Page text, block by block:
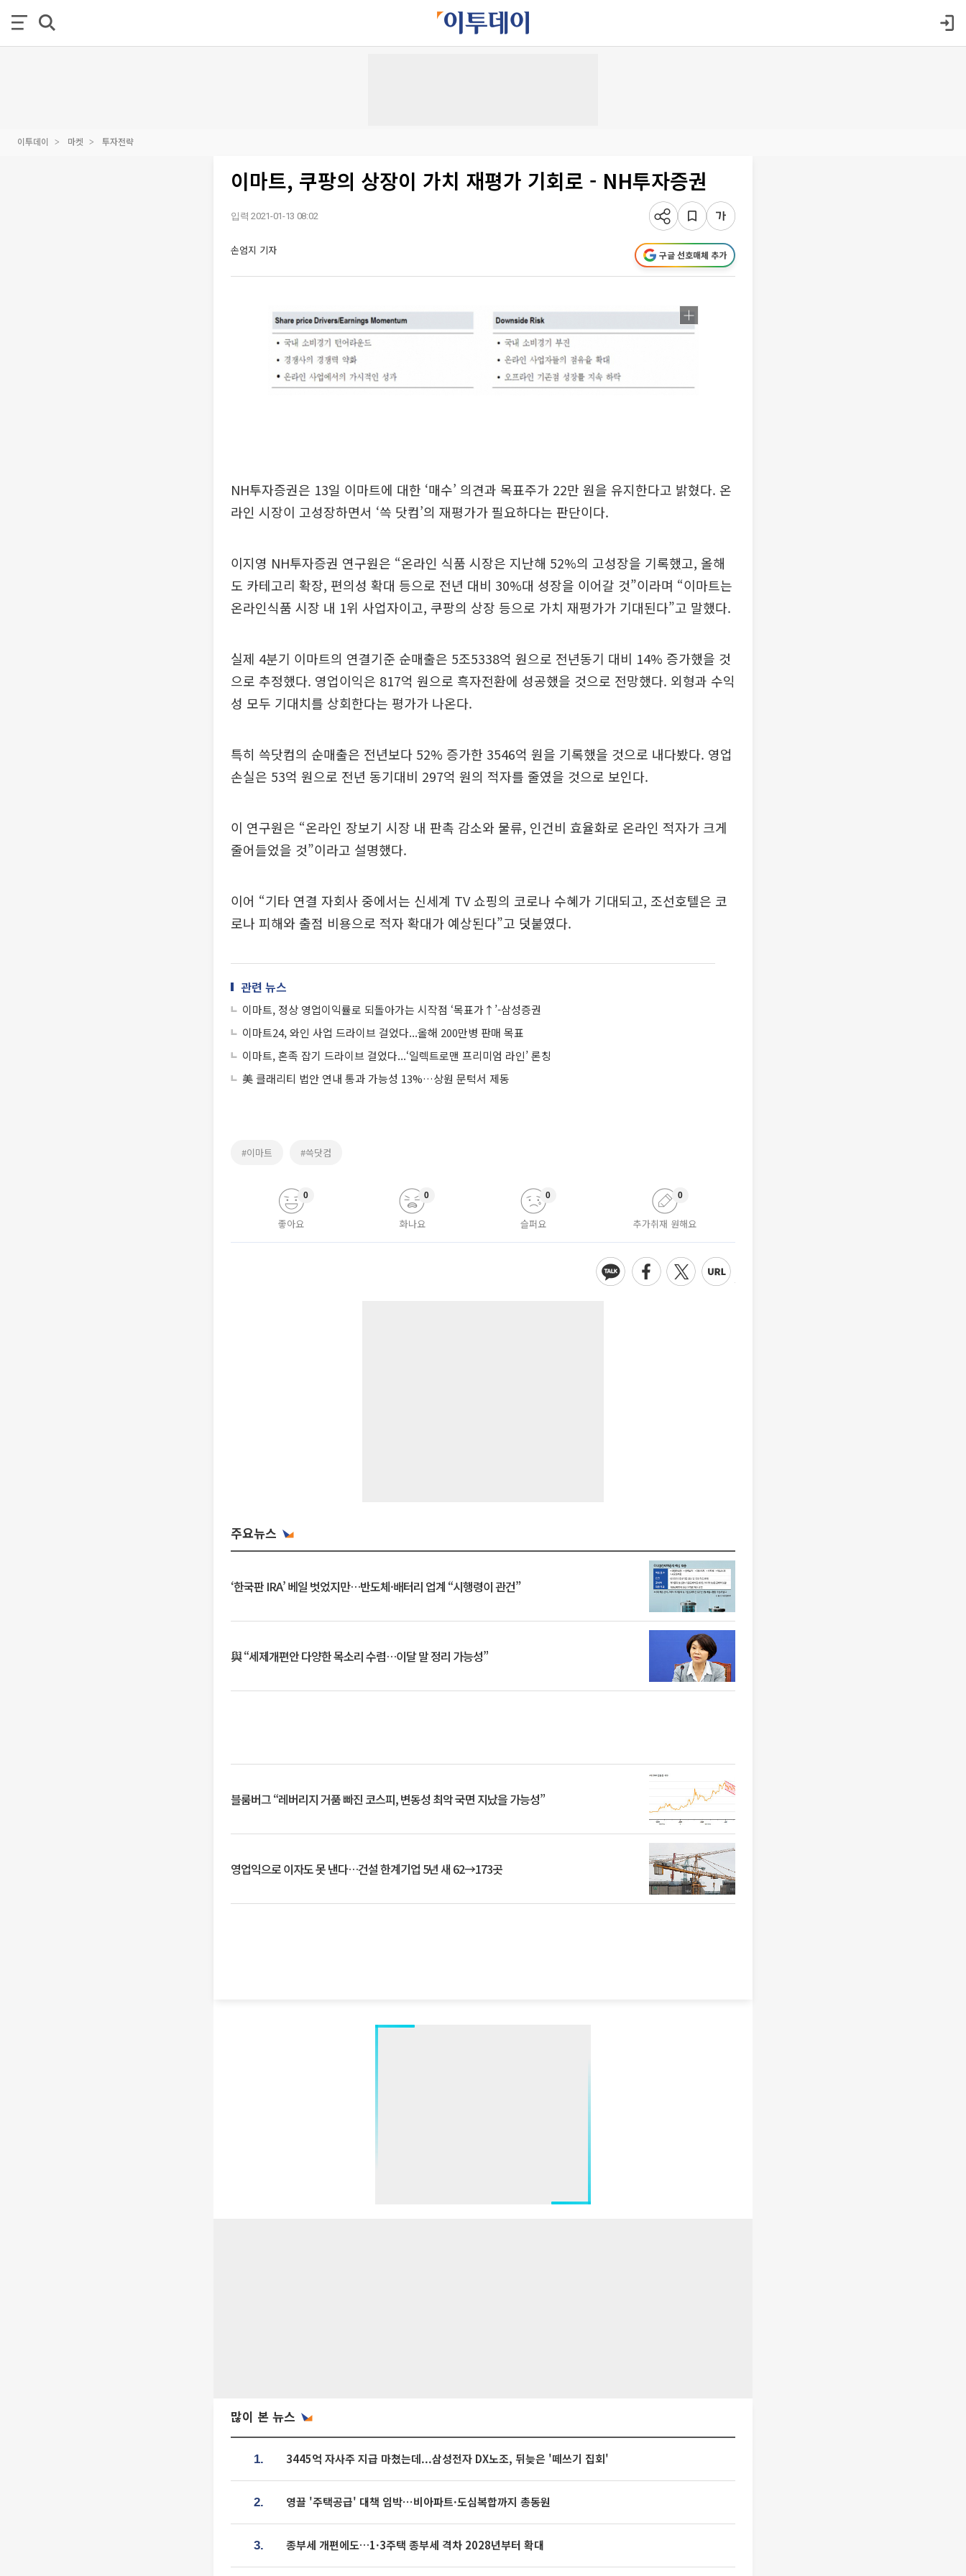
이투데이 마켓 투자전략
이마트, 쿠팡의 상장이 가치 재평가 기회로 - NH투자증권
입력 2021-01-13 08:02
손엄지 기자 구글 선호매체 추가
NH투자증권은 13일 이마트에 대한 ‘매수’ 의견과 목표주가 22만 원을 유지한다고 밝혔다. 온
라인 시장이 고성장하면서 ‘쓱 닷컴’의 재평가가 필요하다는 판단이다.
이지영 NH투자증권 연구원은 “온라인 식품 시장은 지난해 52%의 고성장을 기록했고, 올해
도 카테고리 확장, 편의성 확대 등으로 전년 대비 30%대 성장을 이어갈 것”이라며 “이마트는
온라인식품 시장 내 1위 사업자이고, 쿠팡의 상장 등으로 가치 재평가가 기대된다”고 말했다.
실제 4분기 이마트의 연결기준 순매출은 5조5338억 원으로 전년동기 대비 14% 증가했을 것
으로 추정했다. 영업이익은 817억 원으로 흑자전환에 성공했을 것으로 전망했다. 외형과 수익
성 모두 기대치를 상회한다는 평가가 나온다.
특히 쓱닷컴의 순매출은 전년보다 52% 증가한 3546억 원을 기록했을 것으로 내다봤다. 영업
손실은 53억 원으로 전년 동기대비 297억 원의 적자를 줄였을 것으로 보인다.
이 연구원은 “온라인 장보기 시장 내 판촉 감소와 물류, 인건비 효율화로 온라인 적자가 크게
줄어들었을 것”이라고 설명했다.
이어 “기타 연결 자회사 중에서는 신세계 TV 쇼핑의 코로나 수혜가 기대되고, 조선호텔은 코
로나 피해와 출점 비용으로 적자 확대가 예상된다”고 덧붙였다.
관련 뉴스
이마트, 정상 영업이익률로 되돌아가는 시작점 ‘목표가↑’-삼성증권
이마트24, 와인 사업 드라이브 걸었다...올해 200만병 판매 목표
이마트, 혼족 잡기 드라이브 걸었다...‘일렉트로맨 프리미엄 라인’ 론칭
美 클래리티 법안 연내 통과 가능성 13%…상원 문턱서 제동
#이마트 #쓱닷컴
좋아요
0
화나요
0
슬퍼요
0
추가취재 원해요
0
주요뉴스
‘한국판 IRA’ 베일 벗었지만…반도체·배터리 업계 “시행령이 관건”
與 “세제개편안 다양한 목소리 수렴…이달 말 정리 가능성”
블룸버그 “레버리지 거품 빠진 코스피, 변동성 최악 국면 지났을 가능성”
영업익으로 이자도 못 낸다…건설 한계기업 5년 새 62→173곳
많이 본 뉴스
1. 3445억 자사주 지급 마쳤는데...삼성전자 DX노조, 뒤늦은 '떼쓰기 집회'
2. 영끌 '주택공급' 대책 임박⋯비아파트·도심복합까지 총동원
3. 종부세 개편에도…1·3주택 종부세 격차 2028년부터 확대